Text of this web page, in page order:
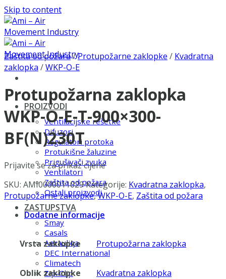
Skip to content
PROIZVODI
Ventilacijske rešetke
Difuzori
Regulatori protoka
Protukišne žaluzine
Prigušivači zvuka
Ventilatori
Zaštita od požara
Ostali proizvodi
ZASTUPSTVA
Smay
Casals
Aerauliqa
DEC International
Climatech
Zip-Clip
Zaštita od požara/Protupožarne zaklopke / Kvadratna
zaklopka /WKP-O-E
Protupožarna zaklopka
WKP-O-E-T-900×300-
BF(N)230T
Prijavite se za prikaz cijene
SKU: AMI0000011029Kategorije: Kvadratna zaklopka,
Protupožarne zaklopke,WKP-O-E, Zaštita od požara
Dodatne informacije
Vrsta zaklopke Protupožarna zaklopka
Oblik zaklopke Kvadratna zaklopka